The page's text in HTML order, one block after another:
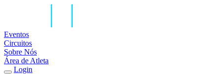
Eventos
Circuitos
Sobre Nós
Área de Atleta
Login